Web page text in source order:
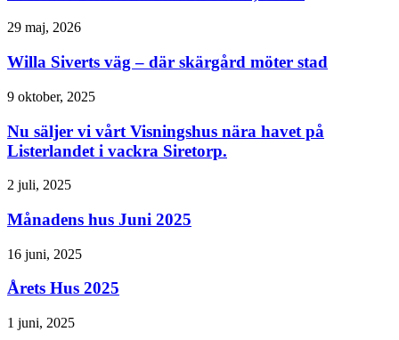
29 maj, 2026
Willa Siverts väg – där skärgård möter stad
9 oktober, 2025
Nu säljer vi vårt Visningshus nära havet på
Listerlandet i vackra Siretorp.
2 juli, 2025
Månadens hus Juni 2025
16 juni, 2025
Årets Hus 2025
1 juni, 2025